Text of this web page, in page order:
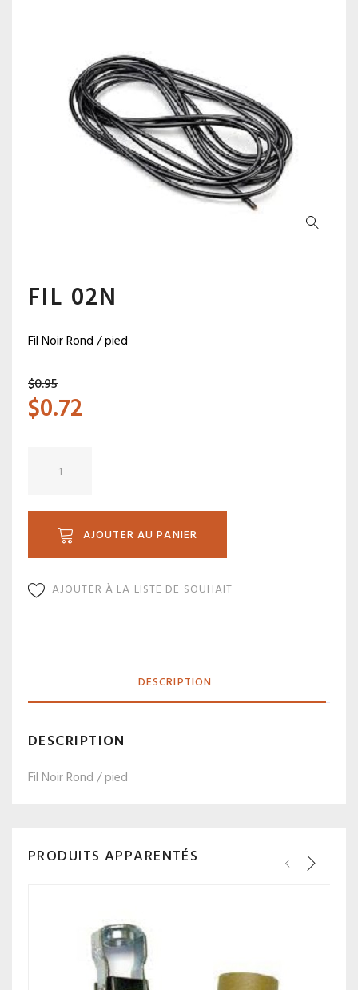
FIL 02N
Fil Noir Rond / pied
$0.95
$0.72
AJOUTER AU PANIER
AJOUTER À LA LISTE DE SOUHAIT
DESCRIPTION
DESCRIPTION
Fil Noir Rond / pied
PRODUITS APPARENTÉS